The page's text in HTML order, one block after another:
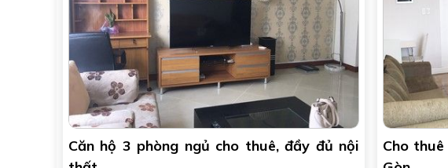
Căn hộ 3 phòng ngủ cho thuê, đầy đủ nội
Cho